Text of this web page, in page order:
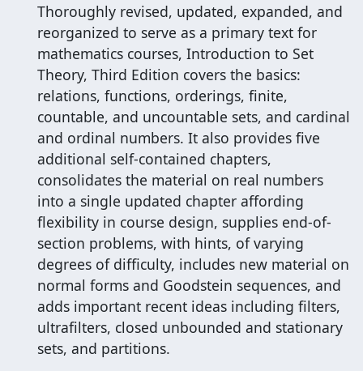
Thoroughly revised, updated, expanded, and
reorganized to serve as a primary text for
mathematics courses, Introduction to Set
Theory, Third Edition covers the basics:
relations, functions, orderings, finite,
countable, and uncountable sets, and cardinal
and ordinal numbers. It also provides five
additional self-contained chapters,
consolidates the material on real numbers
into a single updated chapter affording
flexibility in course design, supplies end-of-
section problems, with hints, of varying
degrees of difficulty, includes new material on
normal forms and Goodstein sequences, and
adds important recent ideas including filters,
ultrafilters, closed unbounded and stationary
sets, and partitions.